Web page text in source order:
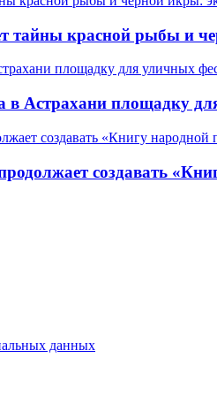
красной рыбы и
Астрахани площадку
создавать
данных